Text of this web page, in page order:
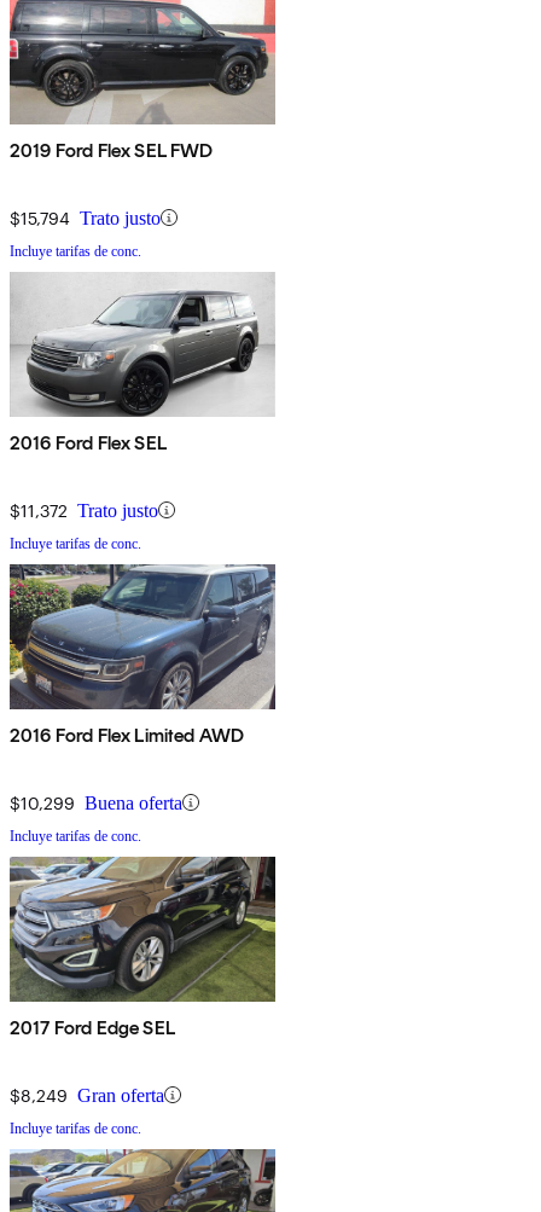
2019 Ford Flex SEL FWD
$15,794 Trato justo
Incluye tarifas de conc.
2016 Ford Flex SEL
$11,372 Trato justo
Incluye tarifas de conc.
2016 Ford Flex Limited AWD
$10,299 Buena oferta
Incluye tarifas de conc.
2017 Ford Edge SEL
$8,249 Gran oferta
Incluye tarifas de conc.